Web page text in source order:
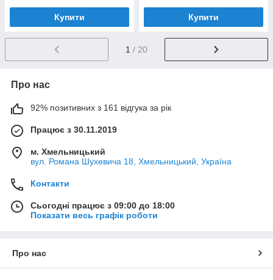
Купити Купити
1 / 20
Про нас
92% позитивних з 161 відгука за рік
Працює з 30.11.2019
м. Хмельницький
вул. Романа Шухевича 18, Хмельницький, Україна
Контакти
Сьогодні працює з 09:00 до 18:00
Показати весь графік роботи
Про нас